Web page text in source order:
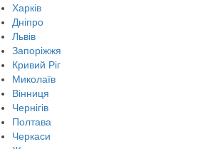
Харків
Дніпро
Львів
Запоріжжя
Кривий Ріг
Миколаїв
Вінниця
Чернігів
Полтава
Черкаси